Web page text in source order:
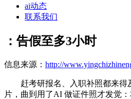
ai动态
联系我们
：告假至多3小时
信息来源： http://
赶考研报名、入职补照都来得及
片，曲到用了AI 做证件照才发觉